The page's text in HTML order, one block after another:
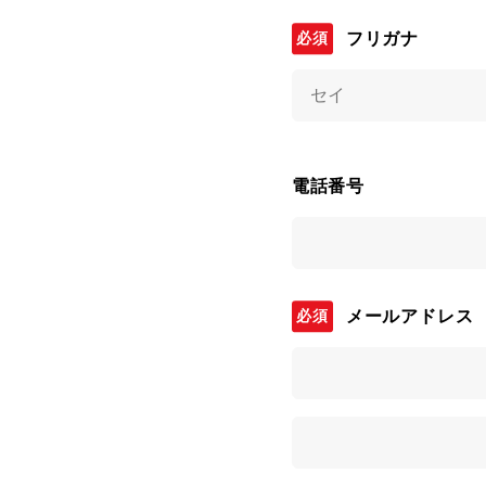
フリガナ
電話番号
メールアドレス